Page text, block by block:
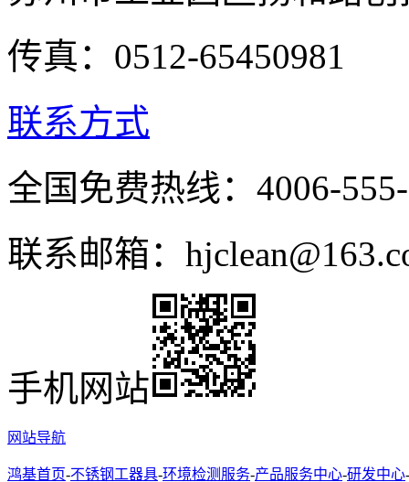
传真：0512-65450981
联系方式
全国免费热线：4006-
联系邮箱：
手机网站
网站导航
鸿基首页-不锈钢工器具-环境检测服务-产品服务中心-研发中心-